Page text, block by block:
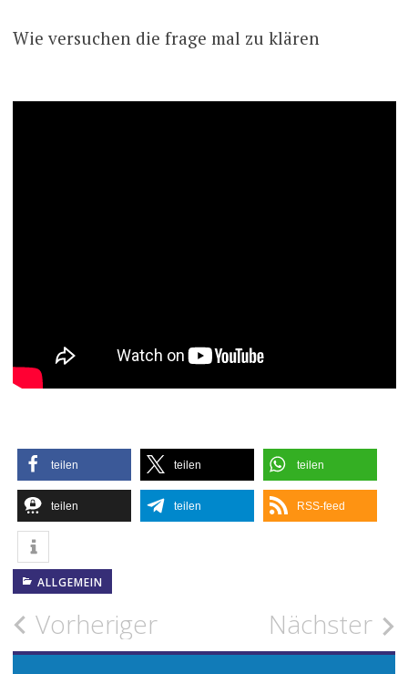
Wie versuchen die frage mal zu klären
teilen teilen teilen
teilen teilen RSS-feed
ALLGEMEIN
Beitragsnavigation
Vorheriger Nächster